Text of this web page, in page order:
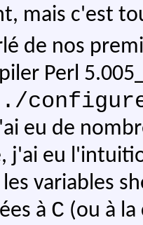
mais c'est
de nos
Perl
./
eu de
j'ai eu
variables
à C (ou à